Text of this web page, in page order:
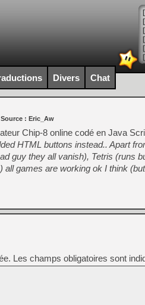
Divers Chat
: Eric_Aw
Chip-8 online codé en Java
HTML buttons instead.. Apart
guy they all vanish), Tetris (runs
all games are working ok I think
Les champs obligatoires sont